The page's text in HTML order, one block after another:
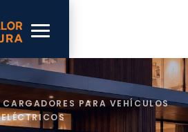
CARGADORES PARA VEHÍCULOS
ELÉCTRICOS